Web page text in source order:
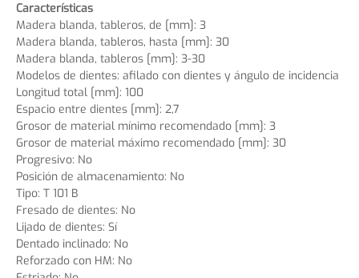
Características
Madera blanda, tableros, de [mm]: 3
Madera blanda, tableros, hasta [mm]: 30
Madera blanda, tableros [mm]: 3-30
Modelos de dientes: afilado con dientes y ángulo de incidencia
Longitud total [mm]: 100
Espacio entre dientes [mm]: 2,7
Grosor de material mínimo recomendado [mm]: 3
Grosor de material máximo recomendado [mm]: 30
Progresivo: No
Posición de almacenamiento: No
Tipo: T 101 B
Fresado de dientes: No
Lijado de dientes: Sí
Dentado inclinado: No
Reforzado con HM: No